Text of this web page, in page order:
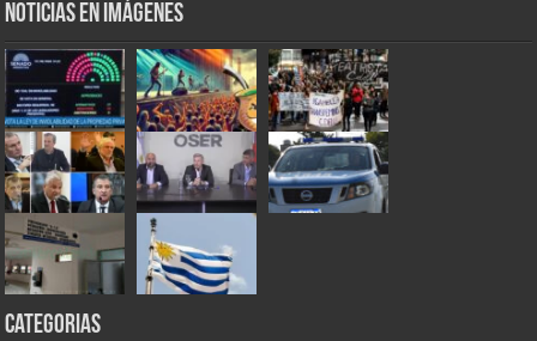
Noticias en Imágenes
Categorias